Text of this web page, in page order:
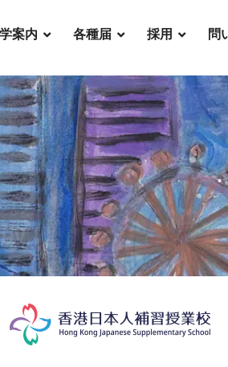
案内 各種届 採用 問
り
人材育成